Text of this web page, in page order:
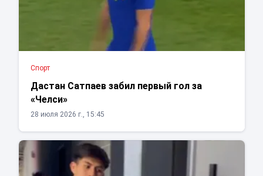
Спорт
Дастан Сатпаев забил первый гол за
«Челси»
28 июля 2026 г., 15:45